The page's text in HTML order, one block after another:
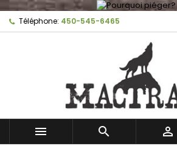
Téléphone: 450-545-6465
  